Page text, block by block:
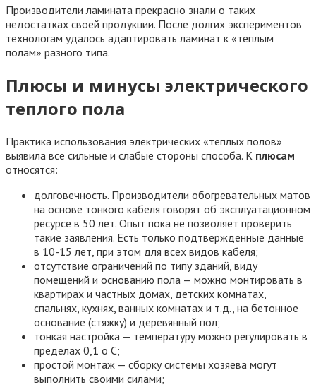
Производители ламината прекрасно знали о таких
недостатках своей продукции. После долгих экспериментов
технологам удалось адаптировать ламинат к «теплым
полам» разного типа.
Плюсы и минусы электрического
теплого пола
Практика использования электрических «теплых полов»
выявила все сильные и слабые стороны способа. К плюсам
относятся:
долговечность. Производители обогревательных матов
на основе тонкого кабеля говорят об эксплуатационном
ресурсе в 50 лет. Опыт пока не позволяет проверить
такие заявления. Есть только подтвержденные данные
в 10-15 лет, при этом для всех видов кабеля;
отсутствие ограничений по типу зданий, виду
помещений и основанию пола — можно монтировать в
квартирах и частных домах, детских комнатах,
спальнях, кухнях, ванных комнатах и т.д., на бетонное
основание (стяжку) и деревянный пол;
тонкая настройка — температуру можно регулировать в
пределах 0,1 o С;
простой монтаж — сборку системы хозяева могут
выполнить своими силами;